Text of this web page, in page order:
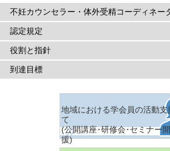
不妊カウンセラー・体外受精コーディネー
認定規定
役割と指針
到達目標
地域における学会員の活動支
て
(公開講座･研修会･セミナー
援)